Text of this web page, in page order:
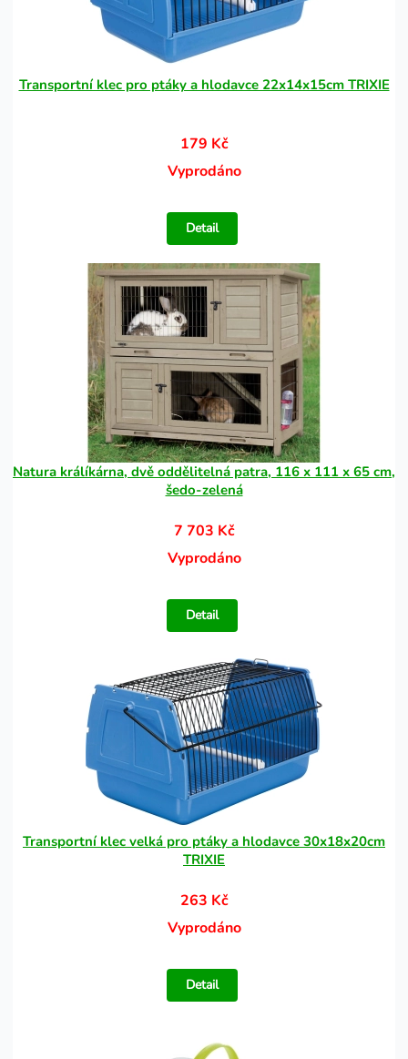
Transportní klec pro ptáky a hlodavce 22x14x15cm TRIXIE
179 Kč
Vyprodáno
Detail
Natura králíkárna, dvě oddělitelná patra, 116 x 111 x 65 cm,
šedo-zelená
7 703 Kč
Vyprodáno
Detail
Transportní klec velká pro ptáky a hlodavce 30x18x20cm
TRIXIE
263 Kč
Vyprodáno
Detail